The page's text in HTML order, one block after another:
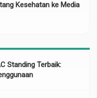
Kesehatan ke Media
Standing Terbaik: